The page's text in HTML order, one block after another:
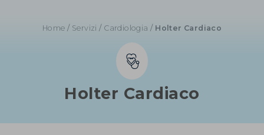
Home / Servizi / Cardiologia / Holter Cardiaco
Holter Cardiaco